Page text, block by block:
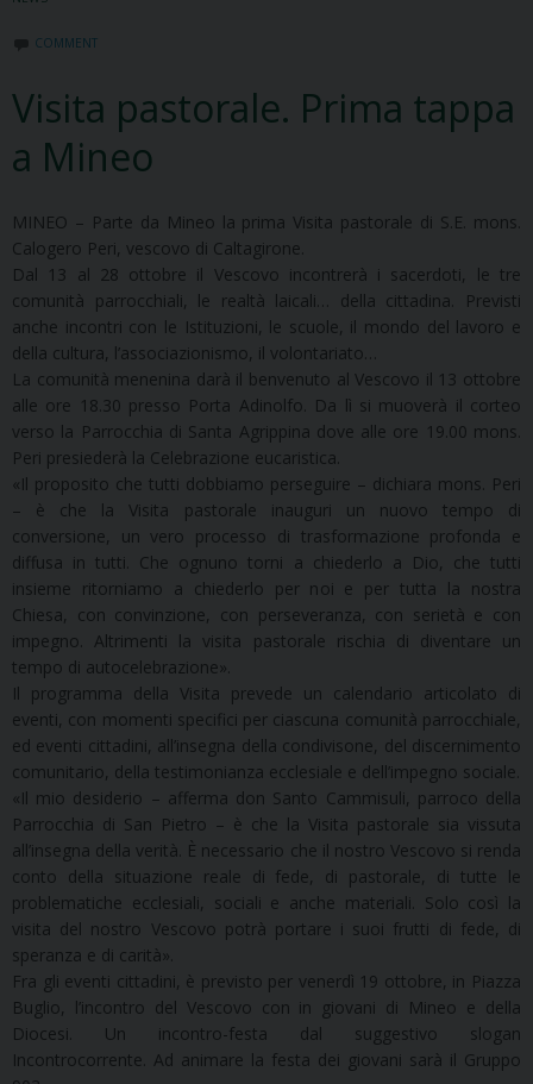
COMMENT
Visita pastorale. Prima tappa
a Mineo
MINEO – Parte da Mineo la prima Visita pastorale di S.E. mons.
Calogero Peri, vescovo di Caltagirone.
Dal 13 al 28 ottobre il Vescovo incontrerà i sacerdoti, le tre
comunità parrocchiali, le realtà laicali… della cittadina. Previsti
anche incontri con le Istituzioni, le scuole, il mondo del lavoro e
della cultura, l’associazionismo, il volontariato…
La comunità menenina darà il benvenuto al Vescovo il 13 ottobre
alle ore 18.30 presso Porta Adinolfo. Da lì si muoverà il corteo
verso la Parrocchia di Santa Agrippina dove alle ore 19.00 mons.
Peri presiederà la Celebrazione eucaristica.
«Il proposito che tutti dobbiamo perseguire – dichiara mons. Peri
– è che la Visita pastorale inauguri un nuovo tempo di
conversione, un vero processo di trasformazione profonda e
diffusa in tutti. Che ognuno torni a chiederlo a Dio, che tutti
insieme ritorniamo a chiederlo per noi e per tutta la nostra
Chiesa, con convinzione, con perseveranza, con serietà e con
impegno. Altrimenti la visita pastorale rischia di diventare un
tempo di autocelebrazione».
Il programma della Visita prevede un calendario articolato di
eventi, con momenti specifici per ciascuna comunità parrocchiale,
ed eventi cittadini, all’insegna della condivisone, del discernimento
comunitario, della testimonianza ecclesiale e dell’impegno sociale.
«Il mio desiderio – afferma don Santo Cammisuli, parroco della
Parrocchia di San Pietro – è che la Visita pastorale sia vissuta
all’insegna della verità. È necessario che il nostro Vescovo si renda
conto della situazione reale di fede, di pastorale, di tutte le
problematiche ecclesiali, sociali e anche materiali. Solo così la
visita del nostro Vescovo potrà portare i suoi frutti di fede, di
speranza e di carità».
Fra gli eventi cittadini, è previsto per venerdì 19 ottobre, in Piazza
Buglio, l’incontro del Vescovo con in giovani di Mineo e della
Diocesi. Un incontro-festa dal suggestivo slogan
Incontrocorrente. Ad animare la festa dei giovani sarà il Gruppo